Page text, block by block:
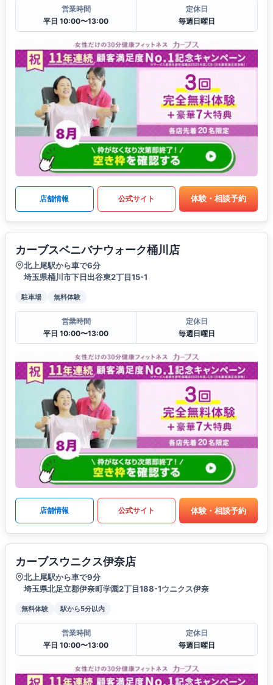
営業時間
平日 10:00〜13:00
定休日
毎週日曜日
店舗情報 公式サイト 体験・相談予約
カーブスベニバナウォーク桶川店
北上尾駅から車で6分
埼玉県桶川市下日出谷東2丁目15-1
駐車場 無料体験
営業時間
平日 10:00〜13:00
定休日
毎週日曜日
店舗情報 公式サイト 体験・相談予約
カーブスウニクス伊奈店
北上尾駅から車で9分
埼玉県北足立郡伊奈町学園2丁目188-1ウニクス伊奈
無料体験 駅から5分以内
営業時間
平日 10:00〜13:00
定休日
毎週日曜日